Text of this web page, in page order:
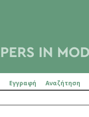
Εγγραφή Αναζήτηση